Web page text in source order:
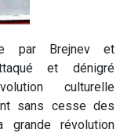
par Brejnev et
et dénigré
culturelle
sans cesse des
révolution